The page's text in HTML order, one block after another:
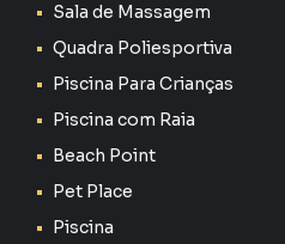
Sala de Massagem
Quadra Poliesportiva
Piscina Para Crianças
Piscina com Raia
Beach Point
Pet Place
Piscina